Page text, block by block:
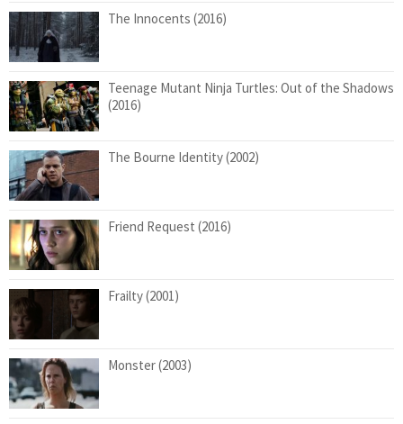
The Innocents (2016)
Teenage Mutant Ninja Turtles: Out of the Shadows
(2016)
The Bourne Identity (2002)
Friend Request (2016)
Frailty (2001)
Monster (2003)